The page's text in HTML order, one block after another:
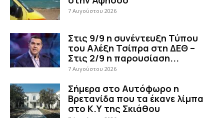
7 Αυγούστου 2026
Στις 9/9 η συνέντευξη Τύπου
του Αλέξη Τσίπρα στη ΔΕΘ –
Στις 2/9 η παρουσίαση...
7 Αυγούστου 2026
Σήμερα στο Αυτόφωρο η
Βρετανίδα που τα έκανε λίμπα
στο Κ.Υ της Σκιάθου